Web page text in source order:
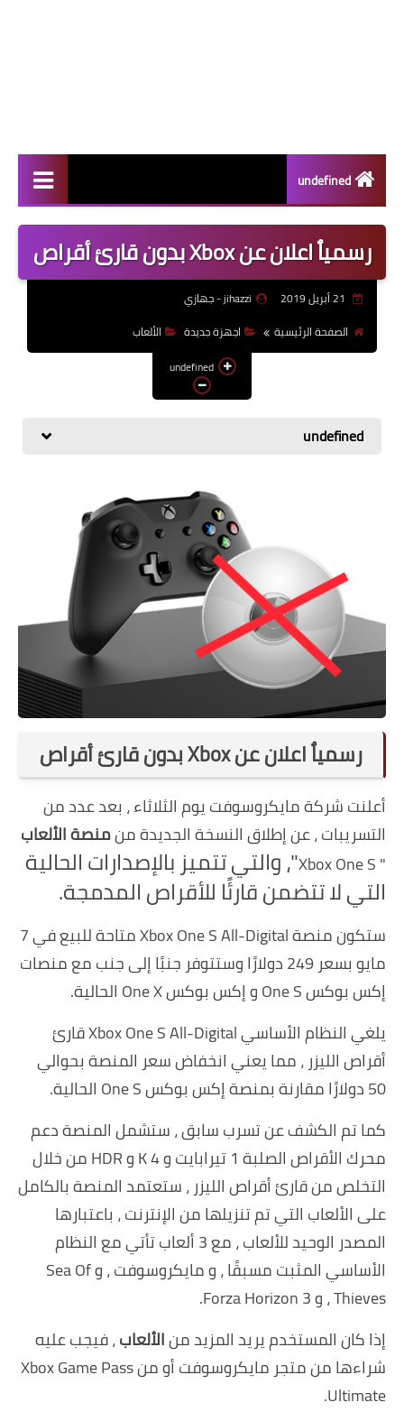
undefined
سامسونج
الاجهزة الوحية
اختراعات
ابل
الألعاب
الكمبيوتر
هواوي
اجهزة جوجل
العامة
رسمياٌ اعلان عن Xbox بدون قارئ أقراص
jihazzi - جهازي
الصفحة الرئيسية
اجهزة جديدة
الألعاب
undefined
undefined
رسمياٌ اعلان عن Xbox بدون قارئ أقراص
أعلنت شركة مايكروسوفت يوم الثلاثاء ، بعد عدد من
التسريبات ، عن إطلاق النسخة الجديدة منمنصة الألعاب
" Xbox One S
"، والتي تتميز بالإصدارات الحالية
التي لا تتضمن قارئًا للأقراص المدمجة.
ستكون منصة Xbox One S All-Digital متاحة للبيع في 7
مايو بسعر 249 دولارًا وستتوفر جنبًا إلى جنب مع منصات
إكس بوكس One S و إكس بوكس One X الحالية.
يلغي النظام الأساسي Xbox One S All-Digital قارئ
أقراص الليزر ، مما يعني انخفاض سعر المنصة بحوالي
50 دولارًا مقارنة بمنصة إكس بوكس One S الحالية.
كما تم الكشف عن تسرب سابق ، ستشمل المنصة دعم
محرك الأقراص الصلبة 1 تيرابايت و 4 K و HDR من خلال
التخلص من قارئ أقراص الليزر ، ستعتمد المنصة بالكامل
على الألعاب التي تم تنزيلها من الإنترنت ، باعتبارها
المصدر الوحيد للألعاب ، مع 3 ألعاب تأتي مع النظام
الأساسي المثبت مسبقًا ، ومايكروسوفت
، و Sea Of
Thieves ، و Forza Horizon 3.
إذا كان المستخدم يريد المزيد منالألعاب، فيجب عليه
شراءها من متجر مايكروسوفت
أو من Xbox Game Pass
Ultimate.